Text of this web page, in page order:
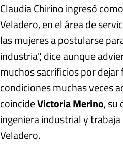
Claudia Chirino ingresó
Veladero, en el área de
las mujeres a postularse
industria", dice aunque
muchos sacrificios por
condiciones muchas veces
coincideVictoria Merino, su
ingeniera industrial y
Veladero.